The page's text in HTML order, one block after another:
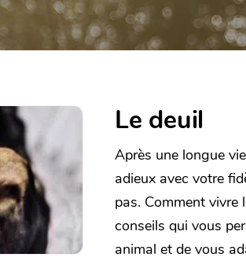
Le deuil
Après une longue
adieux avec votre
pas. Comment vivre
conseils qui vous
animal et de vous